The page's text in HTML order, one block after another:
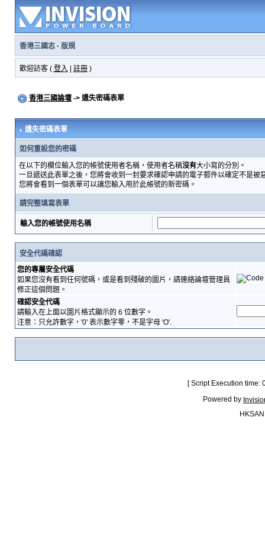
香港三國志· 版規
歡迎訪客 ( 登入 註冊)
香港三國論壇-> 遺失密碼表單
遺失密碼表單
如何重設您的密碼
在以下的欄位輸入您的帳號使用者名稱，使用者名稱沒有大小寫的分別。
一旦遞送此表單之後，您將會收到一封要求確認申請的電子郵件以確定不是
您將會看到一個表單可以讓您輸入用於此帳號的新密碼。
請完整填寫表單
輸入您的帳號使用名稱
安全代碼確認
您的專屬安全代碼
如果您沒有看到任何號碼，或是看到殘破的圖片，請連絡論壇管理員
修正這個問題。
確認安全代碼
請輸入在上面以圖片格式顯示的 6 位數字。
注意：只允許數字，'0' 表示數字零，不是字母 'O'.
[ Script Execution
Powered by